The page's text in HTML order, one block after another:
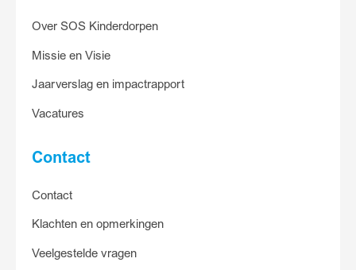
Over SOS Kinderdorpen
Missie en Visie
Jaarverslag en impactrapport
Vacatures
Contact
Contact
Klachten en opmerkingen
Veelgestelde vragen